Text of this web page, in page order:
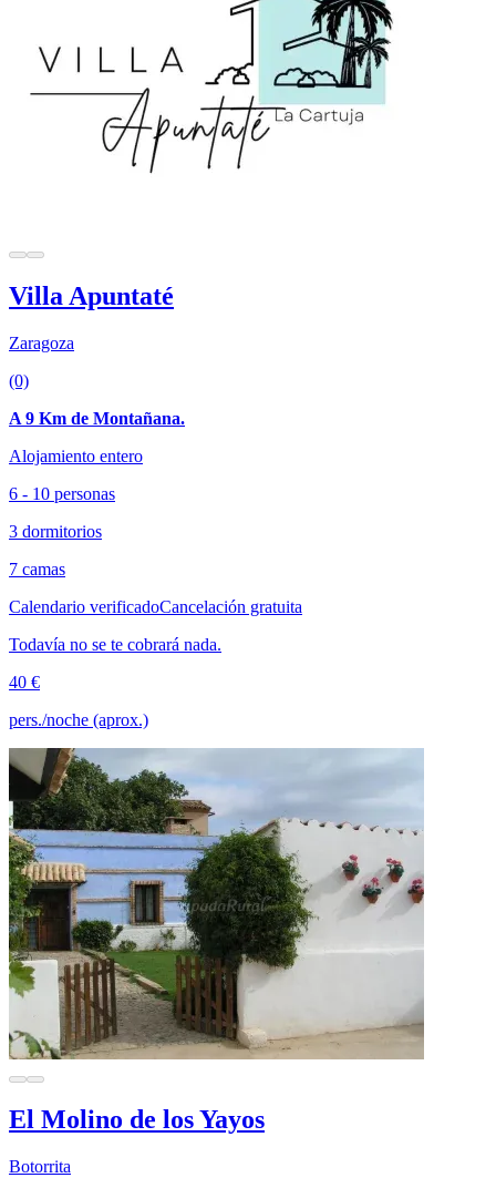
Villa Apuntaté
Zaragoza
(0)
A 9 Km de Montañana.
Alojamiento entero
6 - 10 personas
3 dormitorios
7 camas
Calendario verificadoCancelación gratuita
Todavía no se te cobrará nada.
40 €
pers./noche (aprox.)
El Molino de los Yayos
Botorrita